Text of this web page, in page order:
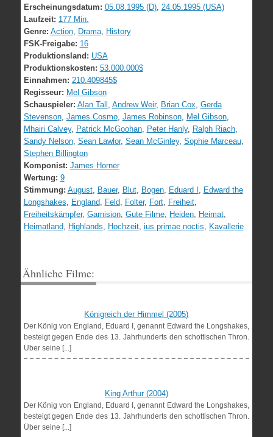
Erscheinungsdatum: 05.08.1995 (D), 24.05.1995 (USA)
Laufzeit: 177 Min.
Genre: Action, Drama, History
FSK-Freigabe: 16
Produktionsland: USA
Produktionskosten: 53.000.000$
Einnahmen: 210.409845$
Regisseur: Mel Gibson
Schauspieler: Alan Tall , Andrew Weir, Brian Cox, Gerda
Stevenson, James Cosmo, James Robinson, Mel Gibson,
Mhairi Calvey, Patrick McGoohan, Peter Hanly, Ralph Riach,
Sandy Nelson, Sean Lawlor, Sean McGinley, Sophie Marceau,
Stephen Billington
Komponist: James Horner
Wertung: 9
Stimmung: August, Bauer, Blut, Bogen, Eduard I , Edward the
Longshakes, England, Feld, Folter, Fort, Freiheit,
Freiheitskämpfer, Garnision, Gute Filme, Heiden, Heimat,
Heimatland, Highlands, Hochzeit, ius primae noctis, Kavallerie
Ähnliche Filme:
Königreich der Himmel (2005)
Der König von England, Eduard I, genannt Edward the Longshakes,
besteigt gegen Ende des 13. Jahrhunderts den schottischen Thron.
Über seine [...]
King Arthur (2004)
Der König von England, Eduard I, genannt Edward the Longshakes,
besteigt gegen Ende des 13. Jahrhunderts den schottischen Thron.
Über seine [...]